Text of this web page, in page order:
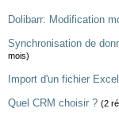
Dolibarr: Modification
Synchronisation de
mois)
Import d'un fichier
Quel CRM choisir ? (2